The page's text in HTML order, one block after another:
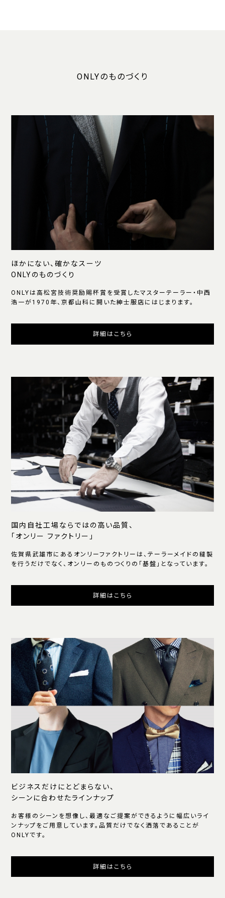
ONLYのものづくり
ほかにない、確かなスーツ
ONLYのものづくり
ONLYは高松宮技術奨励賜杯賞を受賞したマスターテーラー・中西
浩一が1970年、京都山科に開いた紳士服店にはじまります。
詳細はこちら
国内自社工場ならではの高い品質、
「オンリー ファクトリー」
佐賀県武雄市にあるオンリーファクトリーは、テーラーメイドの縫製
を行うだけでなく、オンリーのものつくりの「基盤」となっています。
詳細はこちら
ビジネスだけにとどまらない、
シーンに合わせたラインナップ
お客様のシーンを想像し、最適なご提案ができるように幅広いライ
ンナップをご用意しています。品質だけでなく洒落であることが
ONLYです。
詳細はこちら